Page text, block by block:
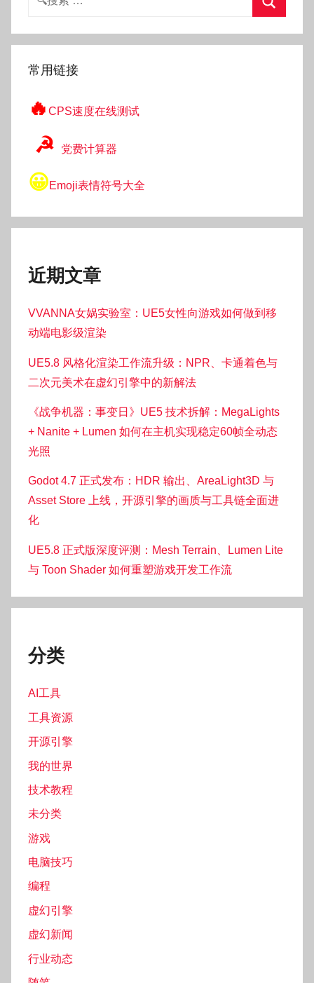
索
常用链接
🔥 CPS速度在线测试
☭ 党费计算器
😀Emoji表情符号大全
近期文章
VVANNA女娲实验室：UE5女性向游戏如何做到移
动端电影级渲染
UE5.8 风格化渲染工作流升级：NPR、卡通着色与
二次元美术在虚幻引擎中的新解法
《战争机器：事变日》UE5 技术拆解：MegaLights
+ Nanite + Lumen 如何在主机实现稳定60帧全动态
光照
Godot 4.7 正式发布：HDR 输出、AreaLight3D 与
Asset Store 上线，开源引擎的画质与工具链全面进
化
UE5.8 正式版深度评测：Mesh Terrain、Lumen Lite
与 Toon Shader 如何重塑游戏开发工作流
分类
AI工具
工具资源
开源引擎
我的世界
技术教程
未分类
游戏
电脑技巧
编程
虚幻引擎
虚幻新闻
行业动态